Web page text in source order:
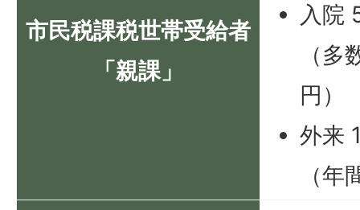
市民税課税世帯受給者
「親課」
入院
（
円）
外来
（